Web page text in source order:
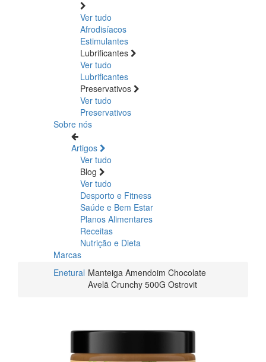
Ver tudo
Afrodisíacos
Estimulantes
Lubrificantes
Ver tudo
Lubrificantes
Preservativos
Ver tudo
Preservativos
Sobre nós
Artigos
Ver tudo
Blog
Ver tudo
Desporto e Fitness
Saúde e Bem Estar
Planos Alimentares
Receitas
Nutrição e Dieta
Marcas
Enetural Manteiga Amendoim Chocolate
Avelã Crunchy 500G Ostrovit